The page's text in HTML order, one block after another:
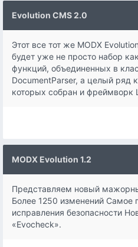
Evolution CMS 2.0
Этот все тот же MODX
будет уже не просто набор
функций, объединенных в
DocumentParser, а целый ряд
которых собран и фреймворк
MODX Evolution 1.2
Представляем новый
Более 1250 изменений Самое
исправления безопасности
«Evocheck».